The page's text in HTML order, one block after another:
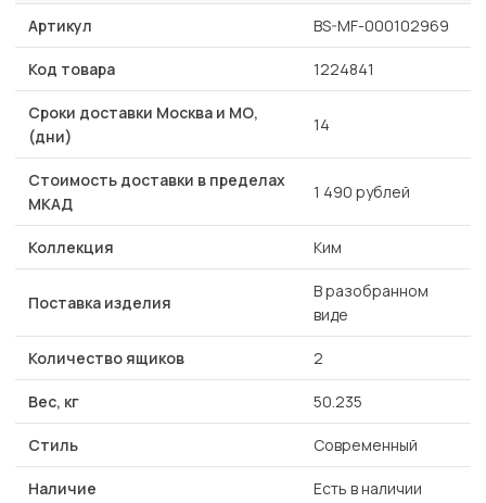
Артикул BS-MF-000102969
Код товара 1224841
Сроки доставки Москва и МО,
(дни)
14
Стоимость доставки в пределах
МКАД
1 490 рублей
Коллекция Ким
Поставка изделия
В разобранном
виде
Количество ящиков 2
Вес, кг 50.235
Стиль Современный
Наличие Есть в наличии